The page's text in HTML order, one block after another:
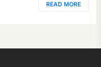
READ MORE